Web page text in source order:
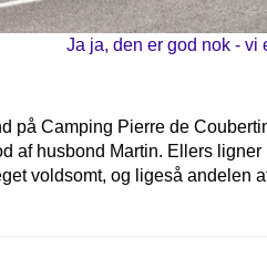
Ja ja, den er god nok - vi
på Camping Pierre de
af husbond Martin. Ellers
voldsomt, og ligeså andelen